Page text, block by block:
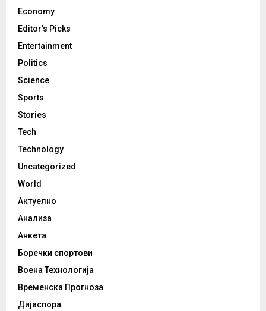
Economy
Editor's Picks
Entertainment
Politics
Science
Sports
Stories
Tech
Technology
Uncategorized
World
Актуелно
Анализа
Анкета
Боречки спортови
Воена Технологија
Временска Прогноза
Дијаспора